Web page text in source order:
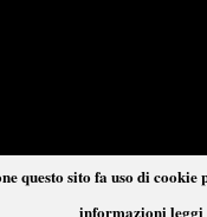
questo sito fa uso di
informazioni leggi